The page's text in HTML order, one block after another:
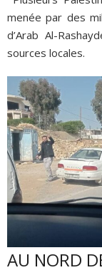
menée par des
d’Arab Al-
sources locales.
AU NORD